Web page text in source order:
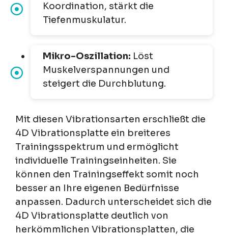
Koordination, stärkt die
Tiefenmuskulatur.
Mikro-Oszillation: Löst
Muskelverspannungen und
steigert die Durchblutung.
Mit diesen Vibrationsarten erschließt die
4D Vibrationsplatte ein breiteres
Trainingsspektrum und ermöglicht
individuelle Trainingseinheiten. Sie
können den Trainingseffekt somit noch
besser an Ihre eigenen Bedürfnisse
anpassen. Dadurch unterscheidet sich die
4D Vibrationsplatte deutlich von
herkömmlichen Vibrationsplatten, die